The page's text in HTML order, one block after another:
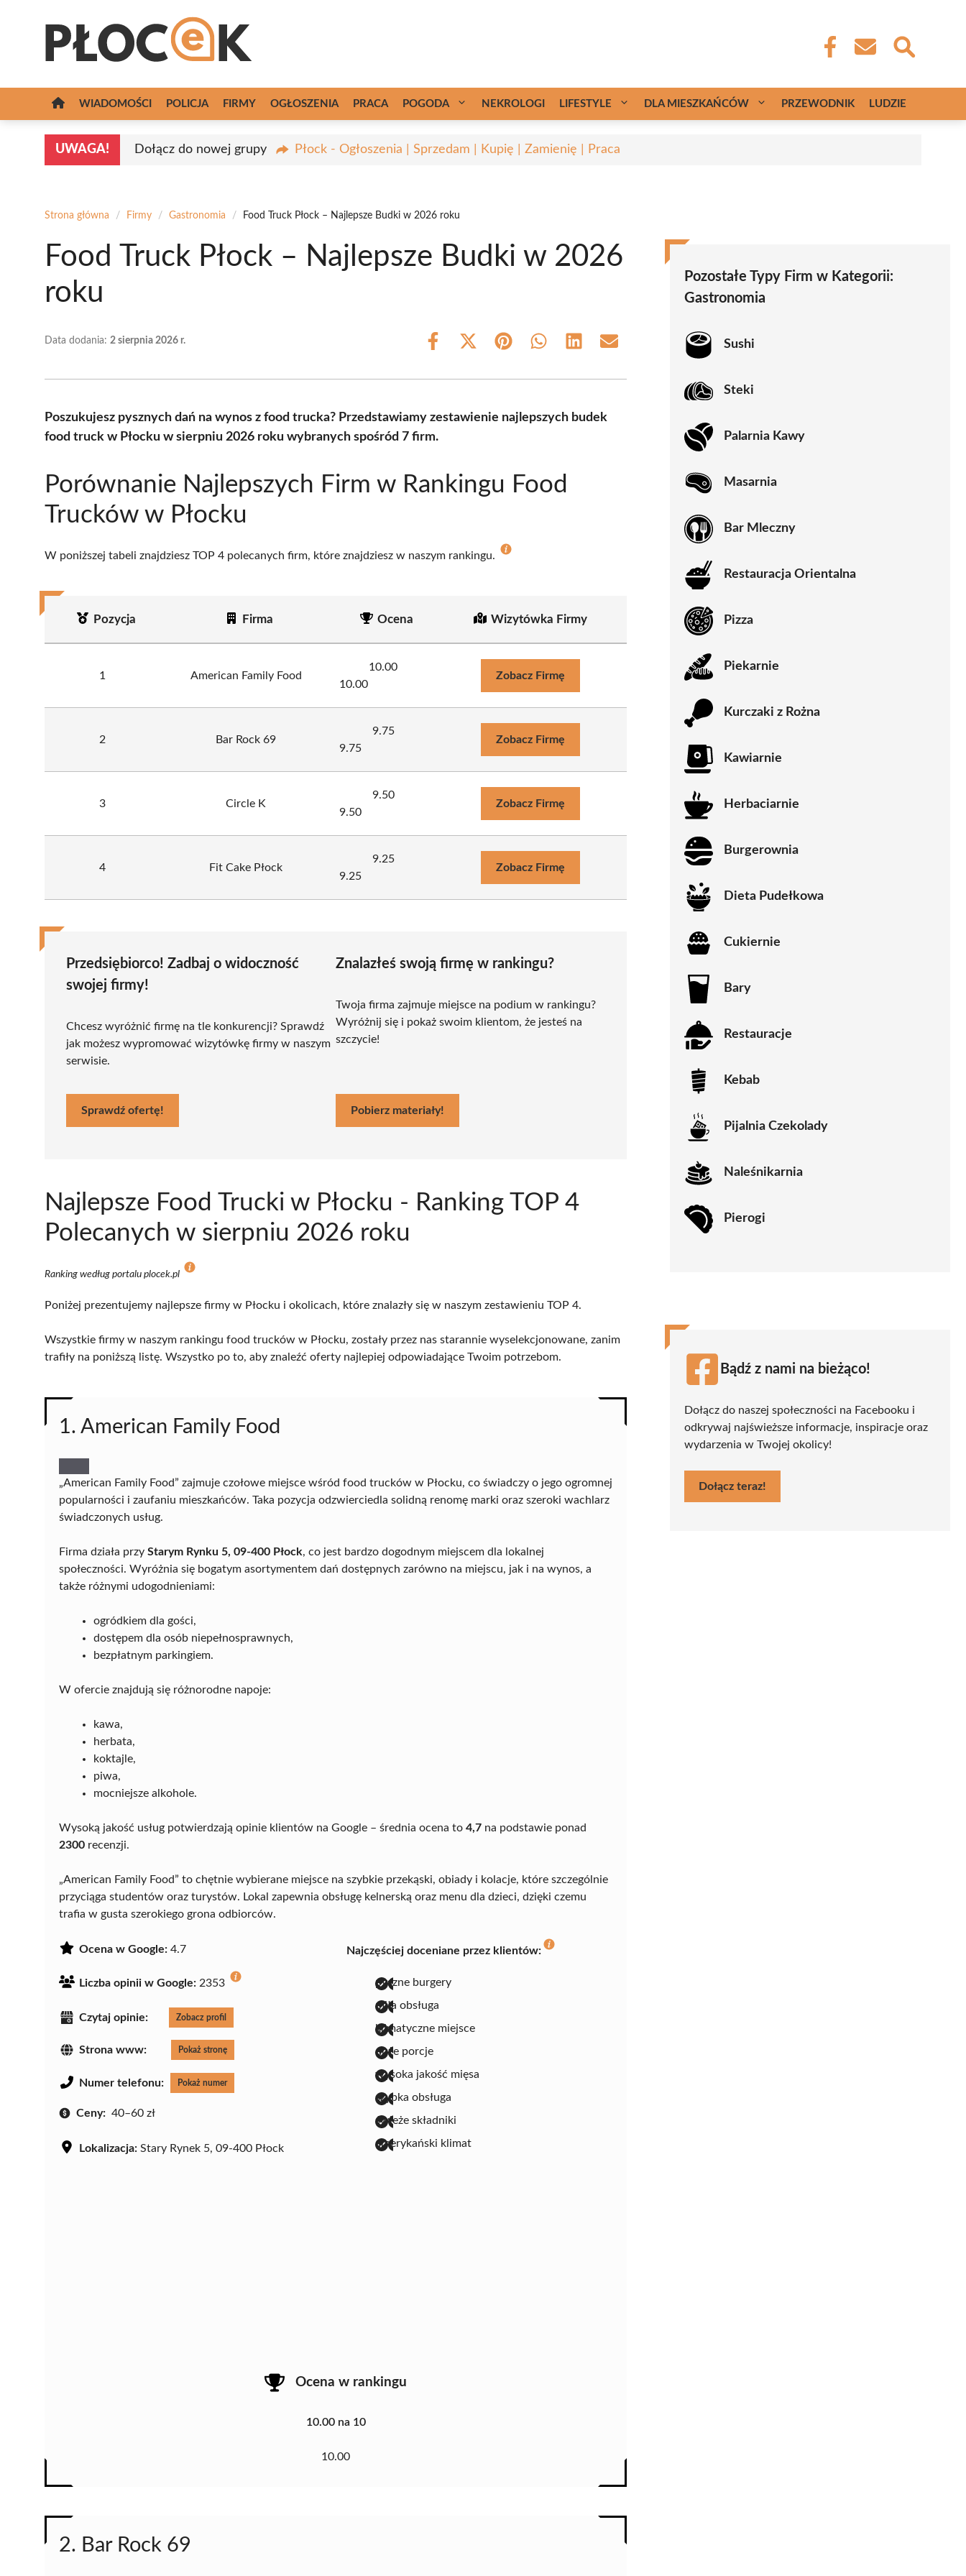
WIADOMOŚCI POLICJA FIRMY OGŁOSZENIA PRACA POGODA NEKROLOGI LIFESTYLE DLA MIESZKAŃCÓW PRZEWODNIK LUDZIE
UWAGA! Dołącz do nowej grupy Płock - Ogłoszenia | Sprzedam | Kupię | Zamienię | Praca
Strona główna / Firmy / Gastronomia / Food Truck Płock – Najlepsze Budki w 2026 roku
Food Truck Płock – Najlepsze Budki w 2026
roku
Data dodania: 2 sierpnia 2026 r.
Share
Share
(Twitter)
Share Share Share Share
Poszukujesz pysznych dań na wynos z food trucka? Przedstawiamy zestawienie najlepszych budek
food truck w Płocku w sierpniu 2026 roku wybranych spośród 7 firm.
Porównanie Najlepszych Firm w Rankingu Food
Trucków w Płocku
W poniższej tabeli znajdziesz TOP 4 polecanych firm, które znajdziesz w naszym rankingu.
Pozycja Firma Ocena Wizytówka Firmy
1 American Family Food
10.00
10.00
Zobacz Firmę
2 Bar Rock 69
9.75
9.75
Zobacz Firmę
3 Circle K
9.50
9.50
Zobacz Firmę
4 Fit Cake Płock
9.25
9.25
Zobacz Firmę
Przedsiębiorco! Zadbaj o widoczność
swojej firmy!
Chcesz wyróżnić firmę na tle konkurencji? Sprawdź
jak możesz wypromować wizytówkę firmy w naszym
serwisie.
Sprawdź ofertę!
Znalazłeś swoją firmę w rankingu?
Twoja firma zajmuje miejsce na podium w rankingu?
Wyróżnij się i pokaż swoim klientom, że jesteś na
szczycie!
Pobierz materiały!
Najlepsze Food Trucki w Płocku - Ranking TOP 4
Polecanych w sierpniu 2026 roku
Ranking według portalu plocek.pl
Poniżej prezentujemy najlepsze firmy w Płocku i okolicach, które znalazły się w naszym zestawieniu TOP 4.
Wszystkie firmy w naszym rankingu food trucków w Płocku, zostały przez nas starannie wyselekcjonowane, zanim
trafiły na poniższą listę. Wszystko po to, aby znaleźć oferty najlepiej odpowiadające Twoim potrzebom.
1. American Family Food
„American Family Food” zajmuje czołowe miejsce wśród food trucków w Płocku, co świadczy o jego ogromnej
popularności i zaufaniu mieszkańców. Taka pozycja odzwierciedla solidną renomę marki oraz szeroki wachlarz
świadczonych usług.
Firma działa przy Starym Rynku 5, 09-400 Płock, co jest bardzo dogodnym miejscem dla lokalnej
społeczności. Wyróżnia się bogatym asortymentem dań dostępnych zarówno na miejscu, jak i na wynos, a
także różnymi udogodnieniami:
ogródkiem dla gości,
dostępem dla osób niepełnosprawnych,
bezpłatnym parkingiem.
W ofercie znajdują się różnorodne napoje:
kawa,
herbata,
koktajle,
piwa,
mocniejsze alkohole.
Wysoką jakość usług potwierdzają opinie klientów na Google – średnia ocena to 4,7 na podstawie ponad
2300 recenzji.
„American Family Food” to chętnie wybierane miejsce na szybkie przekąski, obiady i kolacje, które szczególnie
przyciąga studentów oraz turystów. Lokal zapewnia obsługę kelnerską oraz menu dla dzieci, dzięki czemu
trafia w gusta szerokiego grona odbiorców.
Ocena w Google: 4.7
Liczba opinii w Google: 2353
Czytaj opinie: Zobacz profil
Strona www: Pokaż stronę
Numer telefonu: Pokaż numer
Ceny: 40–60 zł
Lokalizacja: Stary Rynek 5, 09-400 Płock
Najczęściej doceniane przez klientów:
pyszne burgery
miła obsługa
klimatyczne miejsce
duże porcje
wysoka jakość mięsa
szybka obsługa
świeże składniki
amerykański klimat
Ocena w rankingu
10.00 na 10
10.00
2. Bar Rock 69
Pozostałe Typy Firm w Kategorii:
Gastronomia
Sushi
Steki
Palarnia Kawy
Masarnia
Bar Mleczny
Restauracja Orientalna
Pizza
Piekarnie
Kurczaki z Rożna
Kawiarnie
Herbaciarnie
Burgerownia
Dieta Pudełkowa
Cukiernie
Bary
Restauracje
Kebab
Pijalnia Czekolady
Naleśnikarnia
Pierogi
Bądź z nami na bieżąco!
Dołącz do naszej społeczności na Facebooku i
odkrywaj najświeższe informacje, inspiracje oraz
wydarzenia w Twojej okolicy!
Dołącz teraz!